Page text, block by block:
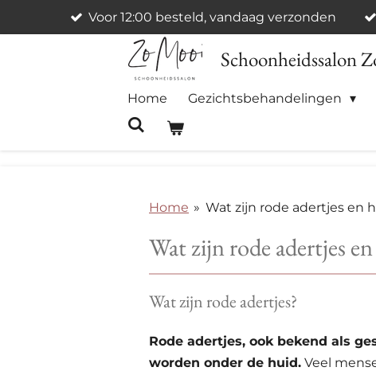
Voor 12:00 besteld, vandaag verzonden
Schoonheidssalon
Home Gezichtsbehandelingen
Home » Wat zijn rode adertjes en
Wat zijn rode adertjes
Wat zijn rode adertjes?
Rode adertjes, ook bekend als
worden onder de huid. Veel